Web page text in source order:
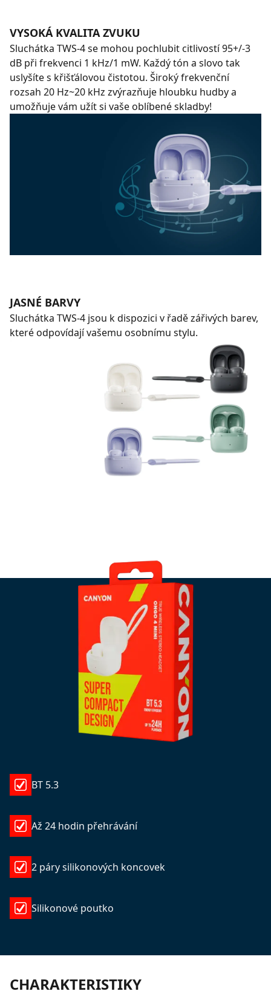
VYSOKÁ KVALITA ZVUKU
Sluchátka TWS-4 se mohou pochlubit citlivostí 95+/-3
dB při frekvenci 1 kHz/1 mW. Každý tón a slovo tak
uslyšíte s křišťálovou čistotou. Široký frekvenční
rozsah 20 Hz~20 kHz zvýrazňuje hloubku hudby a
umožňuje vám užít si vaše oblíbené skladby!
JASNÉ BARVY
Sluchátka TWS-4 jsou k dispozici v řadě zářivých barev,
které odpovídají vašemu osobnímu stylu.
BT 5.3
Až 24 hodin přehrávání
2 páry silikonových koncovek
Silikonové poutko
CHARAKTERISTIKY